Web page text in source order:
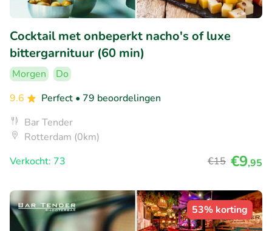
Cocktail met onbeperkt nacho's of luxe
bittergarnituur (60 min)
Morgen
Do
9.6
Perfect • 79 beoordelingen
Bar Tender
Rotterdam (0km)
Verkocht: 73
€15 €9,95
53% korting